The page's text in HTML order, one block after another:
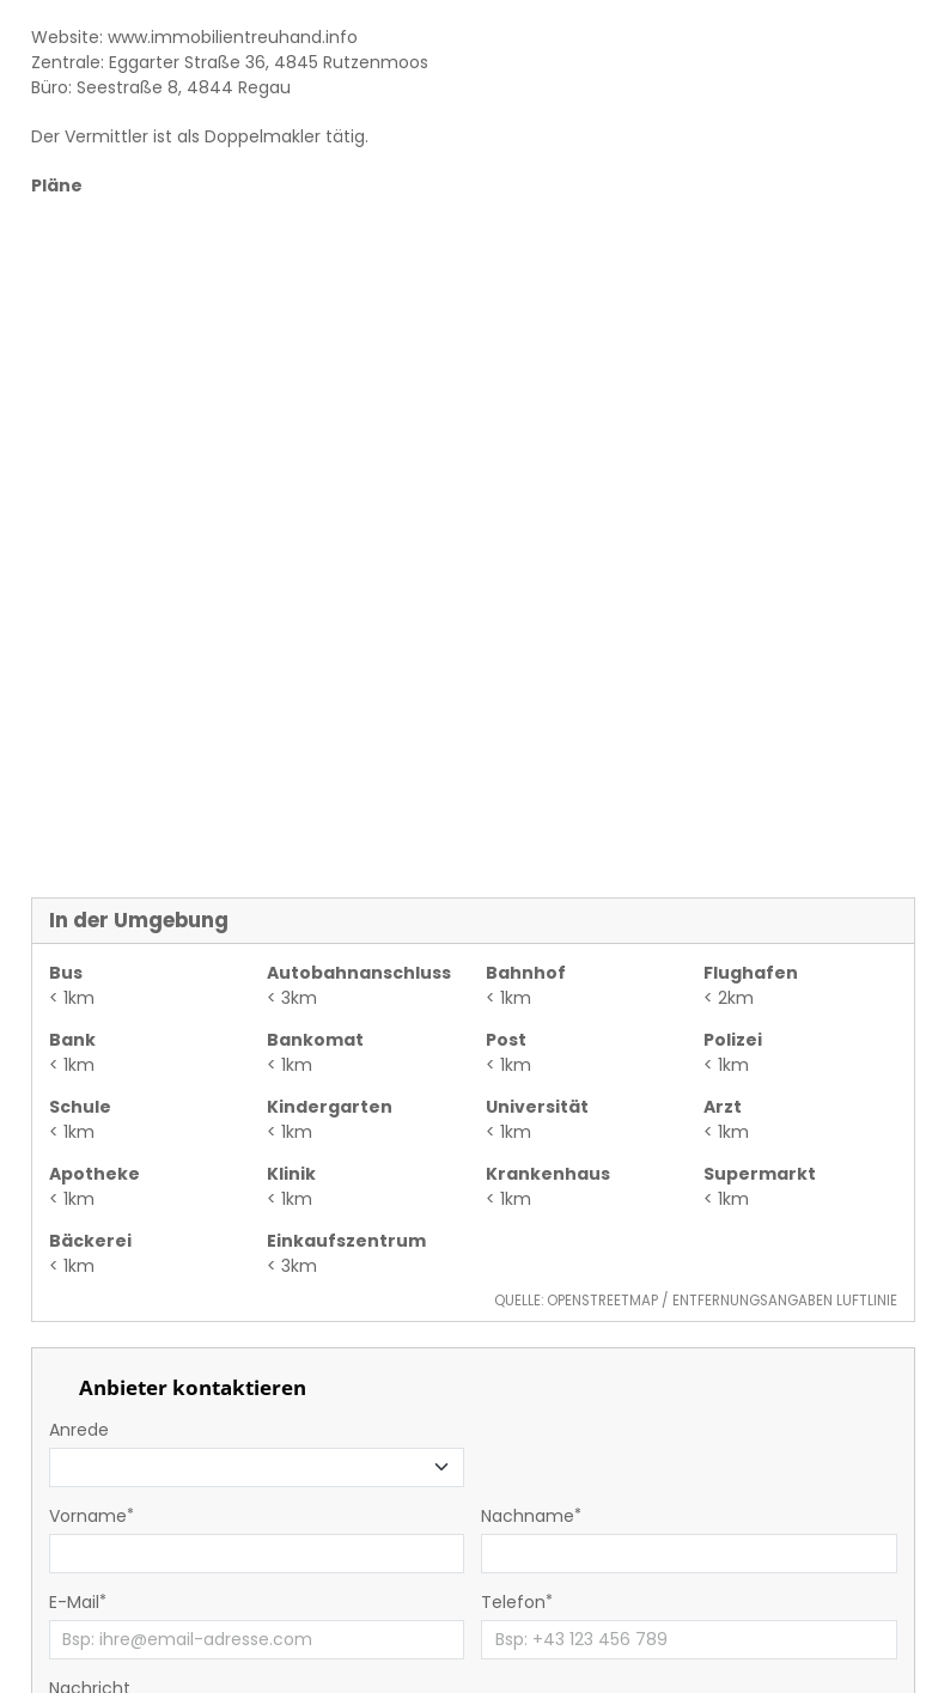
Website: www.immobilientreuhand.info
Zentrale: Eggarter Straße 36, 4845 Rutzenmoos
Büro: Seestraße 8, 4844 Regau
Der Vermittler ist als Doppelmakler tätig.
Pläne
In der Umgebung
Bus
< 1km
Autobahnanschluss
< 3km
Bahnhof
< 1km
Flughafen
< 2km
Bank
< 1km
Bankomat
< 1km
Post
< 1km
Polizei
< 1km
Schule
< 1km
Kindergarten
< 1km
Universität
< 1km
Arzt
< 1km
Apotheke
< 1km
Klinik
< 1km
Krankenhaus
< 1km
Supermarkt
< 1km
Bäckerei
< 1km
Einkaufszentrum
< 3km
QUELLE: OPENSTREETMAP / ENTFERNUNGSANGABEN LUFTLINIE
Anbieter kontaktieren
Anrede
Vorname Nachname
E-Mail Telefon
Nachricht